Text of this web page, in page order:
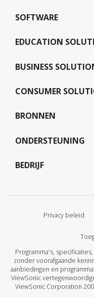
SOFTWARE
EDUCATION
BUSINESS
CONSUMER
BRONNEN
ONDERSTEUNING
BEDRIJF
Privacy beleid
Programma's,
zonder voorafgaande
aanbiedingen en
ViewSonic
ViewSonic Corporation